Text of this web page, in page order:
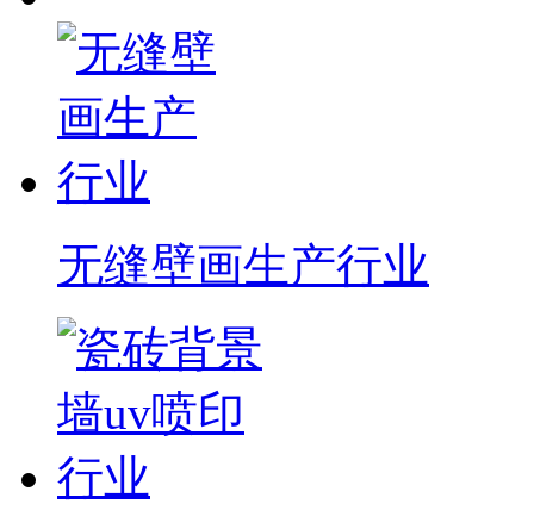
无缝壁画生产行业